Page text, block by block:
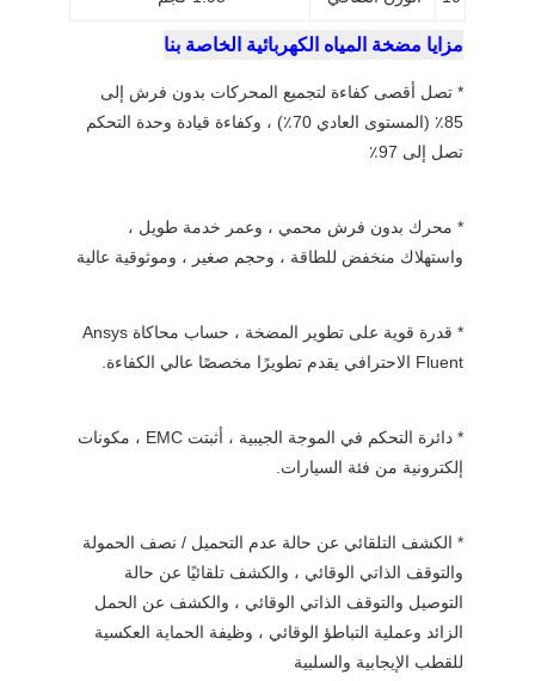
مزايا مضخة المياه الكهربائية الخاصة بنا
* تصل أقصى كفاءة لتجميع المحركات بدون فرش إلى
85٪ (المستوى العادي 70٪) ، وكفاءة قيادة وحدة التحكم
تصل إلى 97٪
* محرك بدون فرش محمي ، وعمر خدمة طويل ،
واستهلاك منخفض للطاقة ، وحجم صغير ، وموثوقية عالية
* قدرة قوية على تطوير المضخة ، حساب محاكاة Ansys
Fluent الاحترافي يقدم تطويرًا مخصصًا عالي الكفاءة.
* دائرة التحكم في الموجة الجيبية ، أثبتت EMC ، مكونات
إلكترونية من فئة السيارات.
* الكشف التلقائي عن حالة عدم التحميل / نصف الحمولة
والتوقف الذاتي الوقائي ، والكشف تلقائيًا عن حالة
التوصيل والتوقف الذاتي الوقائي ، والكشف عن الحمل
الزائد وعملية التباطؤ الوقائي ، وظيفة الحماية العكسية
للقطب الإيجابية والسلبية